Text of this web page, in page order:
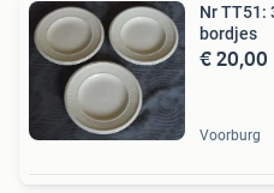
Nr TT51:
bordjes
€ 20,00
Voorburg